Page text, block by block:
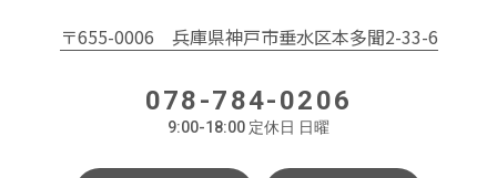
〒655-0006 兵庫県神戸市垂水区本多聞2-33-6
078-784-0206
9:00-18:00 定休日 日曜